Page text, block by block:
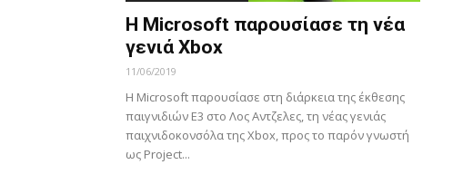
Η Microsoft παρουσίασε τη νέα
γενιά Xbox
11/06/2019
Η Microsoft παρουσίασε στη διάρκεια της έκθεσης
παιγνιδιών Ε3 στο Λος Αντζελες, τη νέας γενιάς
παιχνιδοκονσόλα της Xbox, προς το παρόν γνωστή
ως Project...